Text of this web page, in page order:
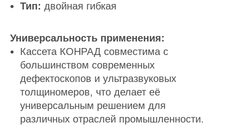
Тип: двойная гибкая
Универсальность применения:
Кассета КОНРАД совместима с
большинством современных
дефектоскопов и ультразвуковых
толщиномеров, что делает её
универсальным решением для
различных отраслей промышленности.